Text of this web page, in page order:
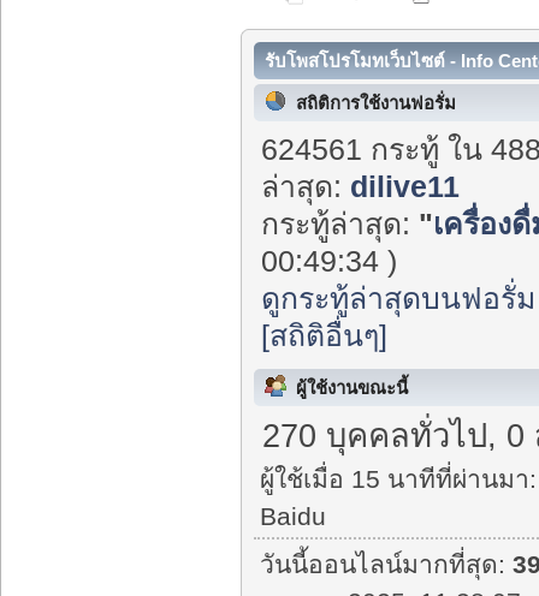
รับโพสโปรโมทเว็บไซต์ - Info
สถิติการใช้งานฟอรั่ม
624561 กระทู้ ใน
ล่าสุด: dilive11
กระทู้ล่าสุด: "เครื่อง
00:49:34 )
ดูกระทู้ล่าสุดบนฟอรั่ม
[สถิติอื่นๆ]
ผู้ใช้งานขณะนี้
270 บุคคลทั่วไป, 0
ผู้ใช้เมื่อ 15 นาทีที่ผ่านมา:
Baidu
วันนี้ออนไลน์มากที่สุด: